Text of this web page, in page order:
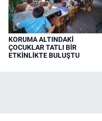
KORUMA ALTINDAKİ
ÇOCUKLAR TATLI BİR
ETKİNLİKTE BULUŞTU